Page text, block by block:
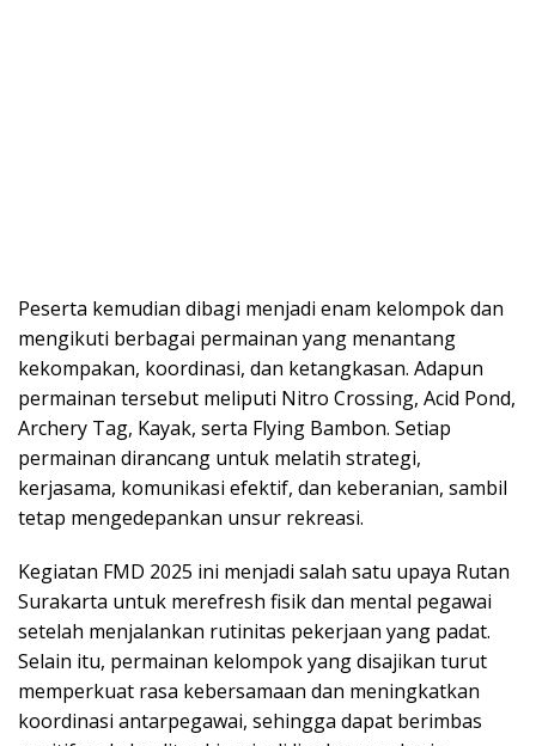
Peserta kemudian dibagi menjadi enam kelompok dan
mengikuti berbagai permainan yang menantang
kekompakan, koordinasi, dan ketangkasan. Adapun
permainan tersebut meliputi Nitro Crossing, Acid Pond,
Archery Tag, Kayak, serta Flying Bambon. Setiap
permainan dirancang untuk melatih strategi,
kerjasama, komunikasi efektif, dan keberanian, sambil
tetap mengedepankan unsur rekreasi.
Kegiatan FMD 2025 ini menjadi salah satu upaya Rutan
Surakarta untuk merefresh fisik dan mental pegawai
setelah menjalankan rutinitas pekerjaan yang padat.
Selain itu, permainan kelompok yang disajikan turut
memperkuat rasa kebersamaan dan meningkatkan
koordinasi antarpegawai, sehingga dapat berimbas